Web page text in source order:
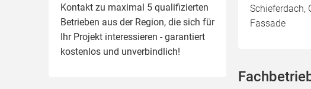
Kontakt zu maximal 5 qualifizierten
Betrieben aus der Region, die sich für
Ihr Projekt interessieren - garantiert
kostenlos und unverbindlich!
Schieferdach,
Fassade